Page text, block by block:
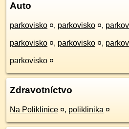
Auto
parkovisko ¤, parkovisko ¤,
parkovisko ¤, parkovisko ¤,
parkovisko ¤
Zdravotníctvo
Na Poliklinice ¤, poliklinika ¤